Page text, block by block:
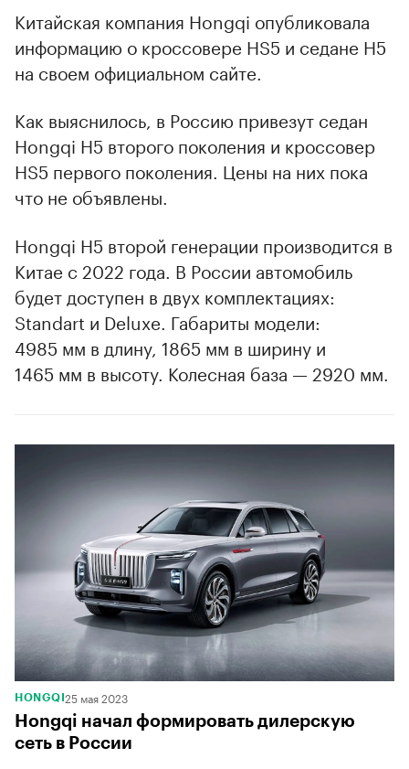
Китайская компания Hongqi опубликовала
информацию о кроссовере HS5 и седане H5
на своем официальном сайте.
Как выяснилось, в Россию привезут седан
Hongqi H5 второго поколения и кроссовер
HS5 первого поколения. Цены на них пока
что не объявлены.
Hongqi H5 второй генерации производится в
Китае с 2022 года. В России автомобиль
будет доступен в двух комплектациях:
Standart и Deluxe. Габариты модели:
4985 мм в длину, 1865 мм в ширину и
1465 мм в высоту. Колесная база — 2920 мм.
HONGQI 25 мая 2023
Hongqi начал формировать дилерскую
сеть в России